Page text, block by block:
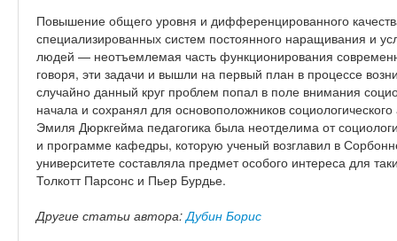
Повышение общего уровня и дифференцированного
специализированных систем постоянного наращивания и
людей — неотъемлемая часть функционирования
говоря, эти задачи и вышли на первый план в процессе
случайно данный круг проблем попал в поле внимания
начала и сохранял для основоположников
Эмиля Дюркгейма педагогика была неотделима от
и программе кафедры, которую ученый возглавил в
университете составляла предмет особого интереса для
Толкотт Парсонс и Пьер Бурдье.
Другие статьи автора:Дубин Борис